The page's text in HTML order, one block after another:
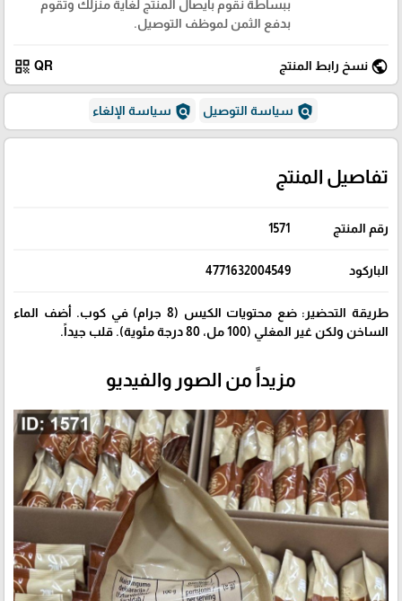
ببساطة نقوم بايصال المنتج لغاية منزلك وتقوم
بدفع الثمن لموظف التوصيل.
public نسخ رابط المنتج QR
qr_code
policy سياسة التوصيل policy سياسة الإلغاء
تفاصيل المنتج
رقم المنتج 1571
الباركود 4771632004549
طريقة التحضير: ضع محتويات الكيس (8 جرام) في كوب. أضف الماء
الساخن ولكن غير المغلي (100 مل، 80 درجة مئوية). قلب جيداً.
مزيداً من الصور والفيديو